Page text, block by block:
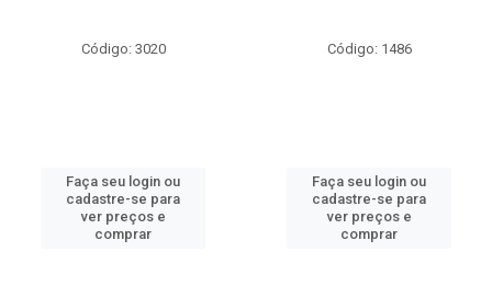
Código: 3020
Faça seu login ou
cadastre-se para
ver preços e
comprar
Código: 1486
Faça seu login ou
cadastre-se para
ver preços e
comprar